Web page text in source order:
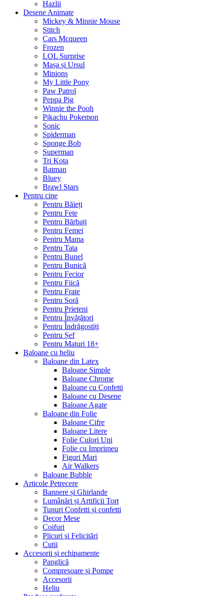
Hazlii
Desene Animate
Mickey & Minnie Mouse
Stitch
Cars Mcqueen
Frozen
LOL Surprise
Mașa și Ursul
Minions
My Little Pony
Paw Patrol
Peppa Pig
Winnie the Pooh
Pikachu Pokemon
Sonic
Spiderman
Sponge Bob
Superman
Tri Kota
Batman
Bluey
Brawl Stars
Pentru cine
Pentru Băieți
Pentru Fete
Pentru Bărbați
Pentru Femei
Pentru Mama
Pentru Tata
Pentru Bunel
Pentru Bunică
Pentru Fecior
Pentru Fiică
Pentru Frate
Pentru Soră
Pentru Prieteni
Pentru Învățători
Pentru Îndrăgostiți
Pentru Șef
Pentru Maturi 18+
Baloane cu heliu
Baloane din Latex
Baloane Simple
Baloane Chrome
Baloane cu Confetti
Baloane cu Desene
Baloane Agate
Baloane din Folie
Baloane Cifre
Baloane Litere
Folie Culori Uni
Folie cu Imprimeu
Figuri Mari
Air Walkers
Baloane Bubble
Articole Petrecere
Bannere și Ghirlande
Lumânări și Artificii Tort
Tunuri Confetti și confetti
Decor Mese
Coifuri
Plicuri şi Felicitări
Cutii
Accesorii și echipamente
Panglică
Compresoare și Pompe
Accesorii
Heliu